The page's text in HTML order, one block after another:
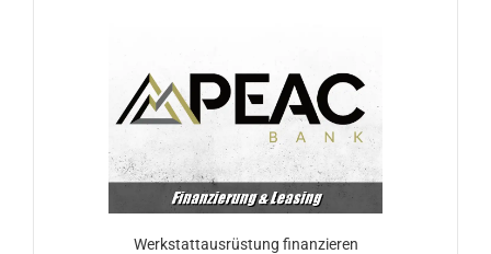
Werkstattausrüstung finanzieren